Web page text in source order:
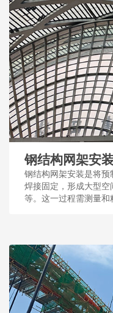
钢结构网架安
钢结构网架安装是将
焊接固定，形成大型
等。这一过程需测量